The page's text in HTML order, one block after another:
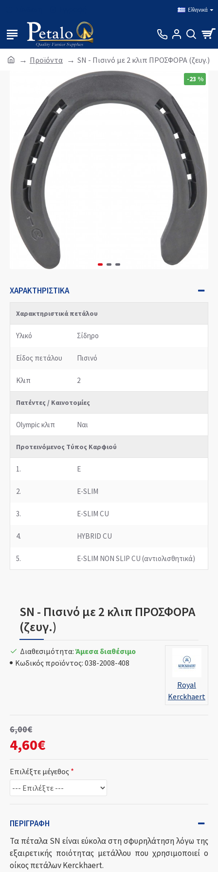
Ελληνικά
Προϊόντα SN - Πισινό με 2 κλιπ ΠΡΟΣΦΟΡΑ (ζευγ.)
-23 %
ΧΑΡΑΚΤΗΡΙΣΤΙΚΆ
Χαρακτηριστικά πετάλου
Υλικό Σίδηρο
Είδος πετάλου Πισινό
Κλιπ 2
Πατέντες / Καινοτομίες
Olympic κλιπ Ναι
Προτεινόμενος Τύπος Καρφιού
1. E
2. E-SLIM
3. E-SLIM CU
4. HYBRID CU
5. E-SLIM NON SLIP CU (αντιολισθητικά)
SN - Πισινό με 2 κλιπ ΠΡΟΣΦΟΡΑ
(ζευγ.)
4,60€
6,00€
Διαθεσιμότητα: Άμεσα διαθέσιμο
Κωδικός προϊόντος: 038-2008-408
Royal
Kerckhaert
Επιλέξτε μέγεθος
ΠΕΡΙΓΡΑΦΉ
Τα πέταλα SN είναι εύκολα στη σφυρηλάτηση λόγω της
εξαιρετικής ποιότητας μετάλλου που χρησιμοποιεί ο
οίκος πετάλων Kerckhaert.